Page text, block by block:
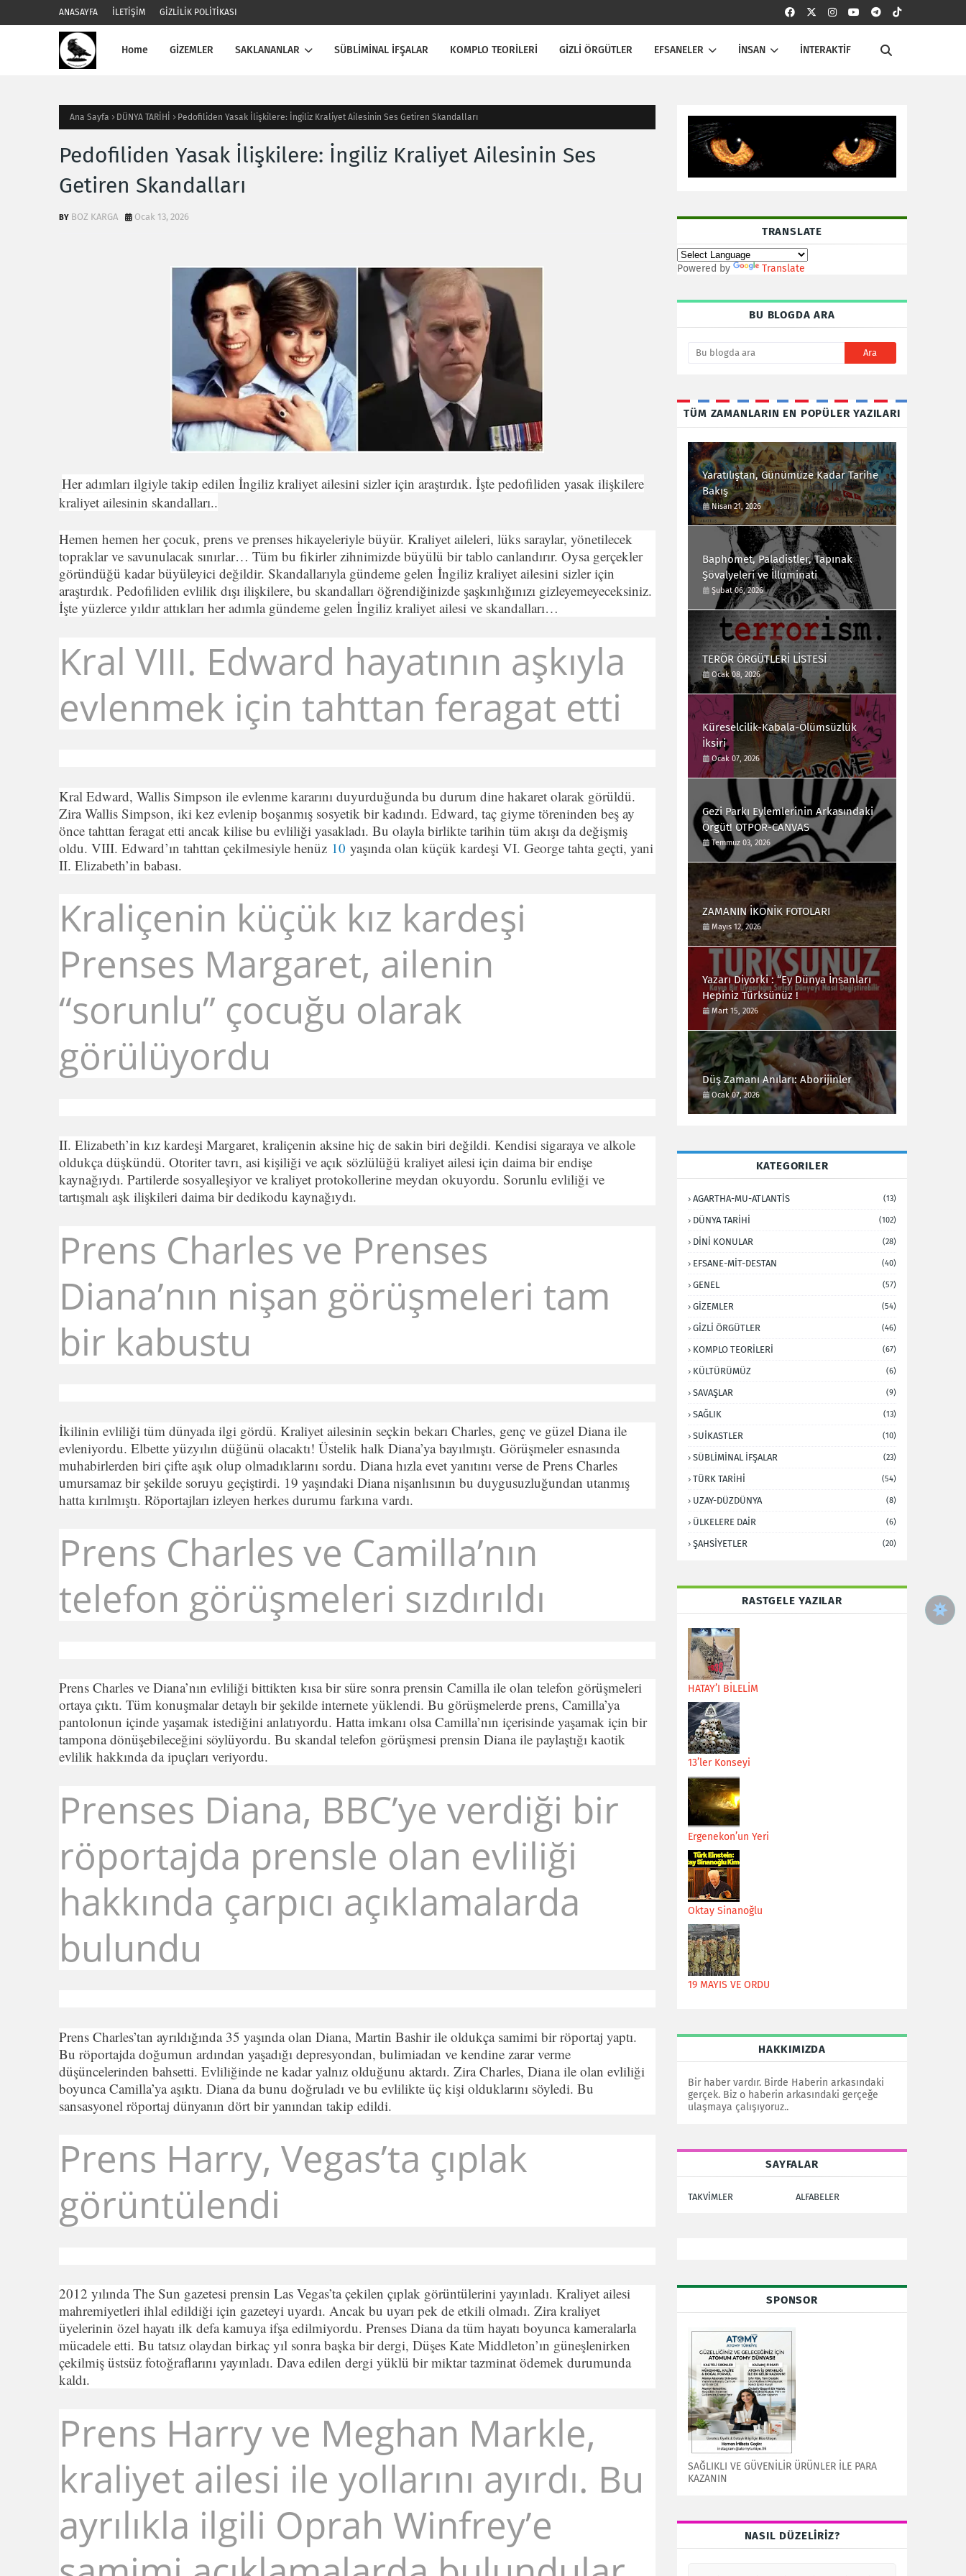
ANASAYFA İLETİŞİM GİZLİLİK POLİTİKASI
Home GİZEMLER SAKLANANLAR SÜBLİMİNAL İFŞALAR KOMPLO TEORİLERİ GİZLİ ÖRGÜTLER EFSANELER İNSAN İNTERAKTİF
Ana Sayfa DÜNYA TARİHİ Pedofiliden Yasak İlişkilere: İngiliz Kraliyet Ailesinin Ses Getiren Skandalları
Pedofiliden Yasak İlişkilere: İngiliz Kraliyet Ailesinin Ses
Getiren Skandalları
BOZ KARGA Ocak 13, 2026
Her adımları ilgiyle takip edilen İngiliz kraliyet ailesini sizler için araştırdık. İşte pedofiliden yasak ilişkilere
kraliyet ailesinin skandalları..
Hemen hemen her çocuk, prens ve prenses hikayeleriyle büyür. Kraliyet aileleri, lüks saraylar, yönetilecek
topraklar ve savunulacak sınırlar… Tüm bu fikirler zihnimizde büyülü bir tablo canlandırır. Oysa gerçekler
göründüğü kadar büyüleyici değildir. Skandallarıyla gündeme gelen İngiliz kraliyet ailesini sizler için
araştırdık. Pedofiliden evlilik dışı ilişkilere, bu skandalları öğrendiğinizde şaşkınlığınızı gizleyemeyeceksiniz.
İşte yüzlerce yıldır attıkları her adımla gündeme gelen İngiliz kraliyet ailesi ve skandalları…
Kral VIII. Edward hayatının aşkıyla
evlenmek için tahttan feragat etti
Kral Edward, Wallis Simpson ile evlenme kararını duyurduğunda bu durum dine hakaret olarak görüldü.
Zira Wallis Simpson, iki kez evlenip boşanmış sosyetik bir kadındı. Edward, taç giyme töreninden beş ay
önce tahttan feragat etti ancak kilise bu evliliği yasakladı. Bu olayla birlikte tarihin tüm akışı da değişmiş
oldu. VIII. Edward’ın tahttan çekilmesiyle henüz 10 yaşında olan küçük kardeşi VI. George tahta geçti, yani
II. Elizabeth’in babası.
Kraliçenin küçük kız kardeşi
Prenses Margaret, ailenin
“sorunlu” çocuğu olarak
görülüyordu
II. Elizabeth’in kız kardeşi Margaret, kraliçenin aksine hiç de sakin biri değildi. Kendisi sigaraya ve alkole
oldukça düşkündü. Otoriter tavrı, asi kişiliği ve açık sözlülüğü kraliyet ailesi için daima bir endişe
kaynağıydı. Partilerde sosyalleşiyor ve kraliyet protokollerine meydan okuyordu. Sorunlu evliliği ve
tartışmalı aşk ilişkileri daima bir dedikodu kaynağıydı.
Prens Charles ve Prenses
Diana’nın nişan görüşmeleri tam
bir kabustu
İkilinin evliliği tüm dünyada ilgi gördü. Kraliyet ailesinin seçkin bekarı Charles, genç ve güzel Diana ile
evleniyordu. Elbette yüzyılın düğünü olacaktı! Üstelik halk Diana’ya bayılmıştı. Görüşmeler esnasında
muhabirlerden biri çifte aşık olup olmadıklarını sordu. Diana hızla evet yanıtını verse de Prens Charles
umursamaz bir şekilde soruyu geçiştirdi. 19 yaşındaki Diana nişanlısının bu duygusuzluğundan utanmış
hatta kırılmıştı. Röportajları izleyen herkes durumu farkına vardı.
Prens Charles ve Camilla’nın
telefon görüşmeleri sızdırıldı
Prens Charles ve Diana’nın evliliği bittikten kısa bir süre sonra prensin Camilla ile olan telefon görüşmeleri
ortaya çıktı. Tüm konuşmalar detaylı bir şekilde internete yüklendi. Bu görüşmelerde prens, Camilla’ya
pantolonun içinde yaşamak istediğini anlatıyordu. Hatta imkanı olsa Camilla’nın içerisinde yaşamak için bir
tampona dönüşebileceğini söylüyordu. Bu skandal telefon görüşmesi prensin Diana ile paylaştığı kaotik
evlilik hakkında da ipuçları veriyordu.
Prenses Diana, BBC’ye verdiği bir
röportajda prensle olan evliliği
hakkında çarpıcı açıklamalarda
bulundu
Prens Charles’tan ayrıldığında 35 yaşında olan Diana, Martin Bashir ile oldukça samimi bir röportaj yaptı.
Bu röportajda doğumun ardından yaşadığı depresyondan, bulimiadan ve kendine zarar verme
düşüncelerinden bahsetti. Evliliğinde ne kadar yalnız olduğunu aktardı. Zira Charles, Diana ile olan evliliği
boyunca Camilla’ya aşıktı. Diana da bunu doğruladı ve bu evlilikte üç kişi olduklarını söyledi. Bu
sansasyonel röportaj dünyanın dört bir yanından takip edildi.
Prens Harry, Vegas’ta çıplak
görüntülendi
2012 yılında The Sun gazetesi prensin Las Vegas’ta çekilen çıplak görüntülerini yayınladı. Kraliyet ailesi
mahremiyetleri ihlal edildiği için gazeteyi uyardı. Ancak bu uyarı pek de etkili olmadı. Zira kraliyet
üyelerinin özel hayatı ilk defa kamuya ifşa edilmiyordu. Prenses Diana da tüm hayatı boyunca kameralarla
mücadele etti. Bu tatsız olaydan birkaç yıl sonra başka bir dergi, Düşes Kate Middleton’ın güneşlenirken
çekilmiş üstsüz fotoğraflarını yayınladı. Dava edilen dergi yüklü bir miktar tazminat ödemek durumunda
kaldı.
Prens Harry ve Meghan Markle,
kraliyet ailesi ile yollarını ayırdı. Bu
ayrılıkla ilgili Oprah Winfrey’e
TRANSLATE
Powered by Translate
BU BLOGDA ARA
TÜM ZAMANLARIN EN POPÜLER YAZILARI
Yaratılıştan, Günümüze Kadar Tarihe
Bakış
Nisan 21, 2026
Baphomet, Paladistler, Tapınak
Şövalyeleri ve İlluminati
Şubat 06, 2026
TERÖR ÖRGÜTLERİ LİSTESİ
Ocak 08, 2026
Küreselcilik-Kabala-Ölümsüzlük
İksiri
Ocak 07, 2026
Gezi Parkı Eylemlerinin Arkasındaki
Örgüt! OTPOR-CANVAS
Temmuz 03, 2026
ZAMANIN İKONİK FOTOLARI
Mayıs 12, 2026
Yazarı Diyorki : “Ey Dünya İnsanları
Hepiniz Türksünüz !
Mart 15, 2026
Düş Zamanı Anıları: Aborijinler
Ocak 07, 2026
KATEGORILER
AGARTHA-MU-ATLANTİS (13)
DÜNYA TARİHİ (102)
DİNİ KONULAR (28)
EFSANE-MİT-DESTAN (40)
GENEL (57)
GİZEMLER (54)
GİZLİ ÖRGÜTLER (46)
KOMPLO TEORİLERİ (67)
KÜLTÜRÜMÜZ (6)
SAVAŞLAR (9)
SAĞLIK (13)
SUİKASTLER (10)
SÜBLİMİNAL İFŞALAR (23)
TÜRK TARİHİ (54)
UZAY-DÜZDÜNYA (8)
ÜLKELERE DAİR (6)
ŞAHSİYETLER (20)
RASTGELE YAZILAR
HATAY’I BİLELİM
13’ler Konseyi
Ergenekon’un Yeri
Oktay Sinanoğlu
19 MAYIS VE ORDU
HAKKIMIZDA
Bir haber vardır. Birde Haberin arkasındaki
gerçek. Biz o haberin arkasındaki gerçeğe
ulaşmaya çalışıyoruz..
SAYFALAR
TAKVİMLER ALFABELER
SPONSOR
SAĞLIKLI VE GÜVENİLİR ÜRÜNLER İLE PARA
KAZANIN
NASIL DÜZELİRİZ?